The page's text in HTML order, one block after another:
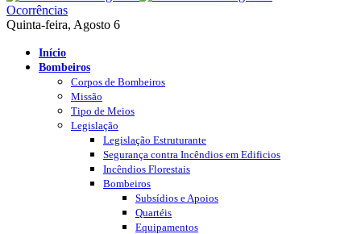
Ocorrências
Quinta-feira, Agosto 6
Início
Bombeiros
Corpos de Bombeiros
Missão
Tipo de Meios
Legislação
Legislação Estruturante
Segurança contra Incêndios em Edificios
Incêndios Florestais
Bombeiros
Subsídios e Apoios
Quartéis
Equipamentos